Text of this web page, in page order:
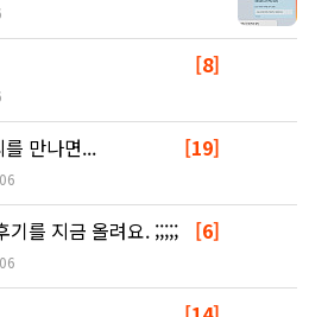
[8]
[19]
만나면...
[6]
기를 지금 올려요. ;;;;;